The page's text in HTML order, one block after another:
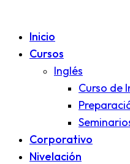
Inicio
Cursos
Inglés
Curso de
Corporativo
Nivelación